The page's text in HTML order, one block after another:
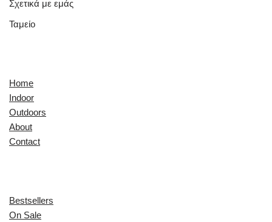
Σχετικά με εμάς
Ταμείο
Home
Indoor
Outdoors
About
Contact
Bestsellers
On Sale